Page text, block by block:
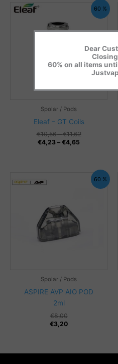
60 %
Spolar / Pods
Eleaf – GT Coils
€10,56 – €11,62Prisintervall:
€4,23 – €4,65
60 %
Spolar / Pods
ASPIRE AVP AIO POD
2ml
€8,00
€3,20
Dear
60% on all items